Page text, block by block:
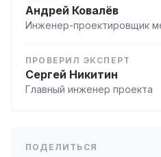
Андрей Ковалёв
Инженер-проектировщик
ПРОВЕРИЛ ЭКСПЕРТ
Сергей Никитин
Главный инженер проекта
ПОДЕЛИТЬСЯ